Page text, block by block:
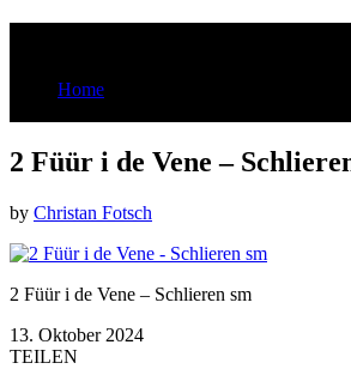
Home
2 Füür i de Vene –
by Christan Fotsch
2 Füür i de Vene – Schlieren sm
13. Oktober 2024
TEILEN